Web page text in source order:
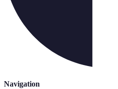
Navigation